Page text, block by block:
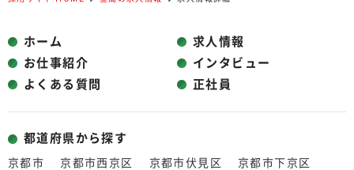
ホーム
求人情報
お仕事紹介
インタビュー
よくある質問
正社員
都道府県から探す
京都市 京都市西京区 京都市伏見区
京都市下京区